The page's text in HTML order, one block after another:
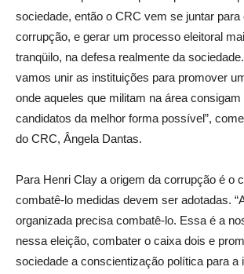
sociedade, então o CRC vem se juntar para
corrupção, e gerar um processo eleitoral
tranqüilo, na defesa realmente da
vamos unir as instituições para promover
onde aqueles que militam na área consigam
candidatos da melhor forma possível”,
do CRC, Ângela Dantas.
Para Henri Clay a origem da corrupção é o
combatê-lo medidas devem ser adotadas.
organizada precisa combatê-lo. Essa é a
nessa eleição, combater o caixa dois e
sociedade a conscientização política para a